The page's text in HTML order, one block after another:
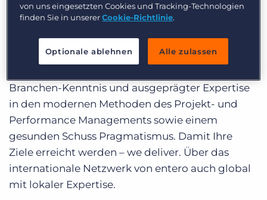
vielfach auf Basis der Kernkompetenzen SAP und
Salesforce. Der Fokus liegt in der
Fertigungsindustrie – vom ambitionierten
Mittelstand bis zum DAX-notierten Konzern. Bei
Branchen-Kenntnis und ausgeprägter Expertise
in den modernen Methoden des Projekt- und
Performance Managements sowie einem
gesunden Schuss Pragmatismus. Damit Ihre
Ziele erreicht werden – we deliver. Über das
internationale Netzwerk von entero auch global
mit lokaler Expertise.
von uns eingesetzten Cookies und Tracking-Technologien
finden Sie in unsererCookie-Richtlinie.
Optionale ablehnen Alle zulassen